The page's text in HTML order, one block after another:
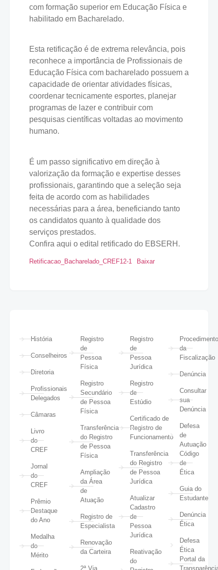
com formação superior em Educação Física e
habilitado em Bacharelado.
Esta retificação é de extrema relevância, pois
reconhece a importância de Profissionais de
Educação Física com bacharelado possuem a
capacidade de orientar atividades físicas,
coordenar tecnicamente esportes, planejar
programas de lazer e contribuir com
pesquisas científicas voltadas ao movimento
humano.
É um passo significativo em direção à
valorização da formação e expertise desses
profissionais, garantindo que a seleção seja
feita de acordo com as habilidades
necessárias para a área, beneficiando tanto
os candidatos quanto à qualidade dos
serviços prestados.
Confira aqui o edital retificado do EBSERH.
Retificacao_Bacharelado_CREF12-1 Baixar
História
Conselheiros
Diretoria
Profissionais
Delegados
Câmaras
Livro
do
CREF
Jornal
do
CREF
Prêmio
Destaque
do Ano
Medalha
do
Mérito
Registro
de
Pessoa
Física
Registro
Secundário
de Pessoa
Física
Transferência
do Registro
de Pessoa
Física
Ampliação
da Área
de
Atuação
Registro de
Especialista
Renovação
da Carteira
2ª Via
Registro
de
Pessoa
Jurídica
Registro
de
Estúdio
Certificado de
Registro de
Funcionamento
Transferência
do Registro
de Pessoa
Jurídica
Atualizar
Cadastro
de
Pessoa
Jurídica
Reativação
do
da
Fiscalização
Denúncia
Consultar
sua
Denúncia
Defesa
de
Autuação
Código
de
Ética
Guia do
Estudante
Denúncia
Ética
Defesa
Ética
Portal da